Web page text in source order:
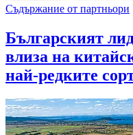
Съдържание от партньори
Българският
влиза на
най-редките